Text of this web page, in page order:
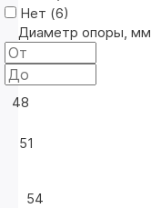
Нет (6)
Диаметр опоры, мм
48
51
54